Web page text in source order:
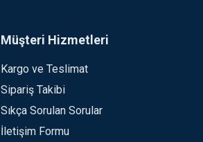
Müşteri Hizmetleri
Kargo ve Teslimat
Sipariş Takibi
Sıkça Sorulan Sorular
İletişim Formu